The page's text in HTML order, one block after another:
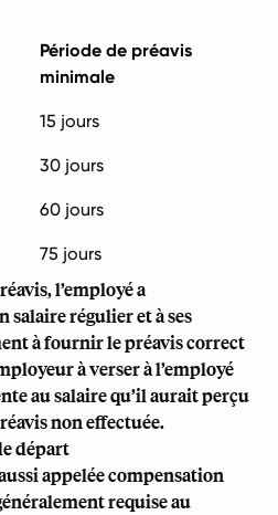
Période de préavis
minimale
15 jours
30 jours
60 jours
75 jours
l’employé a
salaire régulier et à ses
à fournir le préavis correct
à verser à l’employé
au salaire qu’il aurait perçu
non effectuée.
départ
appelée compensation
requise au